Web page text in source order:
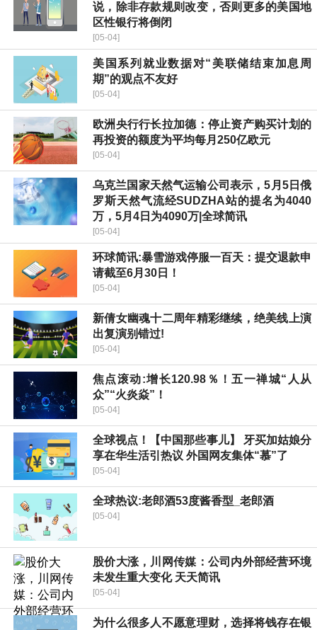
说，除非存款规则改变，否则更多的美国地
区性银行将倒闭
[05-04]
美国系列就业数据对“美联储结束加息周
期”的观点不友好
[05-04]
欧洲央行行长拉加德：停止资产购买计划的
再投资的额度为平均每月250亿欧元
[05-04]
乌克兰国家天然气运输公司表示，5月5日俄
罗斯天然气流经SUDZHA站的提名为4040
万，5月4日为4090万|全球简讯
[05-04]
环球简讯:暴雪游戏停服一百天：提交退款申
请截至6月30日！
[05-04]
新倩女幽魂十二周年精彩继续，绝美线上演
出复演别错过!
[05-04]
焦点滚动:增长120.98％！五一禅城“人从
众”“火炎焱”！
[05-04]
全球视点！【中国那些事儿】 牙买加姑娘分
享在华生活引热议 外国网友集体“慕”了
[05-04]
全球热议:老郎酒53度酱香型_老郎酒
[05-04]
股价大涨，川网传媒：公司内外部经营环境
未发生重大变化 天天简讯
[05-04]
为什么很多人不愿意理财，选择将钱存在银